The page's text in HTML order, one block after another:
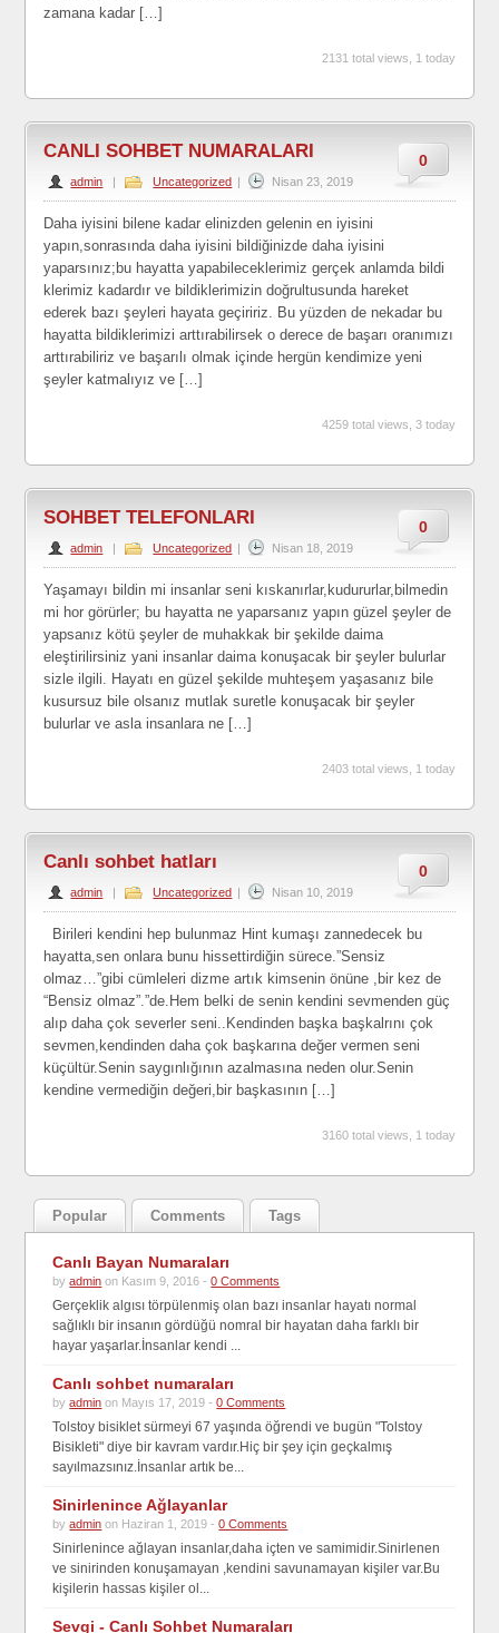
zamana kadar […]
2131 total views, 1 today
0
CANLI SOHBET NUMARALARI
admin | Uncategorized | Nisan 23, 2019
Daha iyisini bilene kadar elinizden gelenin en iyisini
yapın,sonrasında daha iyisini bildiğinizde daha iyisini
yaparsınız;bu hayatta yapabileceklerimiz gerçek anlamda bildi
klerimiz kadardır ve bildiklerimizin doğrultusunda hareket
ederek bazı şeyleri hayata geçiririz. Bu yüzden de nekadar bu
hayatta bildiklerimizi arttırabilirsek o derece de başarı oranımızı
arttırabiliriz ve başarılı olmak içinde hergün kendimize yeni
şeyler katmalıyız ve […]
4259 total views, 3 today
0
SOHBET TELEFONLARI
admin | Uncategorized | Nisan 18, 2019
Yaşamayı bildin mi insanlar seni kıskanırlar,kudururlar,bilmedin
mi hor görürler; bu hayatta ne yaparsanız yapın güzel şeyler de
yapsanız kötü şeyler de muhakkak bir şekilde daima
eleştirilirsiniz yani insanlar daima konuşacak bir şeyler bulurlar
sizle ilgili. Hayatı en güzel şekilde muhteşem yaşasanız bile
kusursuz bile olsanız mutlak suretle konuşacak bir şeyler
bulurlar ve asla insanlara ne […]
2403 total views, 1 today
0
Canlı sohbet hatları
admin | Uncategorized | Nisan 10, 2019
Birileri kendini hep bulunmaz Hint kumaşı zannedecek bu
hayatta,sen onlara bunu hissettirdiğin sürece.”Sensiz
olmaz…”gibi cümleleri dizme artık kimsenin önüne ,bir kez de
“Bensiz olmaz”.”de.Hem belki de senin kendini sevmenden güç
alıp daha çok severler seni..Kendinden başka başkalrını çok
sevmen,kendinden daha çok başkarına değer vermen seni
küçültür.Senin saygınlığının azalmasına neden olur.Senin
kendine vermediğin değeri,bir başkasının […]
3160 total views, 1 today
Popular Comments Tags
Canlı Bayan Numaraları
byadmin on Kasım 9, 2016 -0 Comments
Gerçeklik algısı törpülenmiş olan bazı insanlar hayatı normal
sağlıklı bir insanın gördüğü nomral bir hayatan daha farklı bir
hayar yaşarlar.İnsanlar kendi ...
Canlı sohbet numaraları
byadmin on Mayıs 17, 2019 -0 Comments
Tolstoy bisiklet sürmeyi 67 yaşında öğrendi ve bugün "Tolstoy
Bisikleti" diye bir kavram vardır.Hiç bir şey için geçkalmış
sayılmazsınız.İnsanlar artık be...
Sinirlenince Ağlayanlar
byadmin on Haziran 1, 2019 -0 Comments
Sinirlenince ağlayan insanlar,daha içten ve samimidir.Sinirlenen
ve sinirinden konuşamayan ,kendini savunamayan kişiler var.Bu
kişilerin hassas kişiler ol...
Sevgi - Canlı Sohbet Numaraları